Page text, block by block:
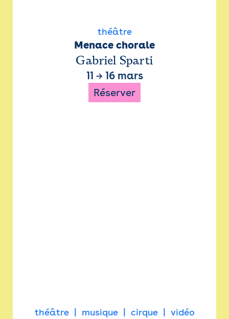
théâtre
Menace chorale
Gabriel Sparti
11 → 16 mars
Réserver
théâtre musique cirque vidéo